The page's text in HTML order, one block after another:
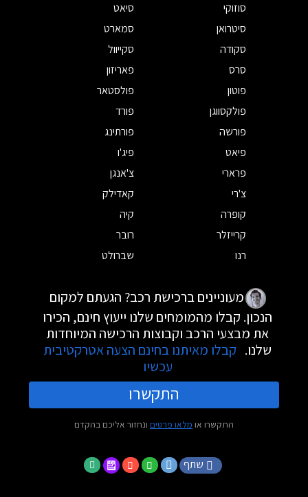
סוזוקי
סיאט
סיטרואן
סמארט
סקודה
סקייוול
סרס
פאריזון
פוטון
פולסטאר
פולקסווגן
פורד
פורשה
פורתינג
פיאט
פיג'ו
פרארי
צ'אנגן
צ'רי
קאדילק
קופרה
קיה
קרייזלר
רובר
רנו
שברולט
מעוניינים ברכישת רכב? הגעתם למקום
הנכון. קבלו מהמומחים שלנו ייעוץ חינם, הכירו
את מבצעי הרכב וקבוצות הרכישה המיוחדות
שלנו. קבלו מאיתנו בחינם הצעה אטרקטיבית
עכשיו
התקשרו
התקשרו או מלאו פרטים ונחזור אליכם בהקדם
שתף